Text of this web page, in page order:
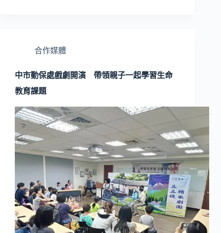
合作媒體
中市動保處戲劇開演 帶領親子一起學習生命
教育課題